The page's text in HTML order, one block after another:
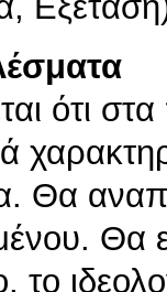
ότι
Θα
το